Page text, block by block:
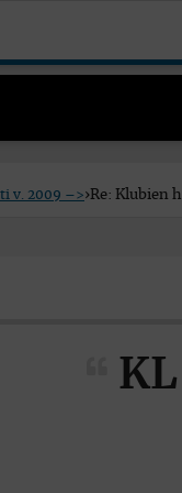
v. 2009 –>›Re: Klubien